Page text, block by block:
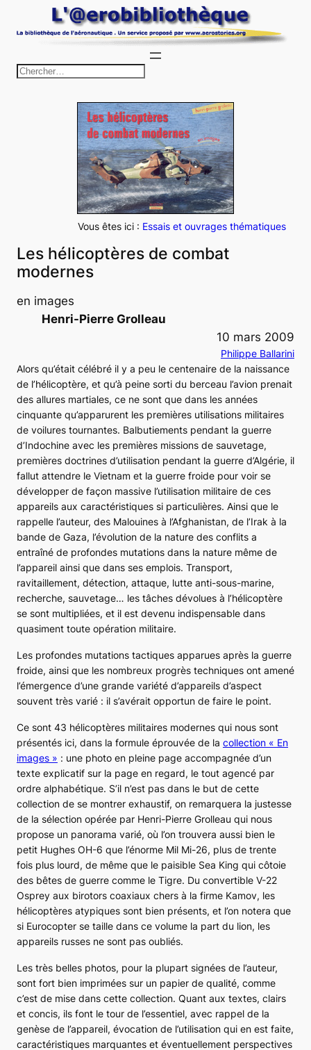
au
c
h
e
r
c
h
e
r
Vous êtes ici : Essais et ouvrages thématiques
Les hélicoptères de combat
modernes
en images
Henri-Pierre Grolleau
10 mars 2009
Philippe Ballarini
Alors qu’était célébré il y a peu le centenaire de la naissance
de l’hélicoptère, et qu’à peine sorti du berceau l’avion prenait
des allures martiales, ce ne sont que dans les années
cinquante qu’apparurent les premières utilisations militaires
de voilures tournantes. Balbutiements pendant la guerre
d’Indochine avec les premières missions de sauvetage,
premières doctrines d’utilisation pendant la guerre d’Algérie, il
fallut attendre le Vietnam et la guerre froide pour voir se
développer de façon massive l’utilisation militaire de ces
appareils aux caractéristiques si particulières. Ainsi que le
rappelle l’auteur, des Malouines à l’Afghanistan, de l’Irak à la
bande de Gaza, l’évolution de la nature des conflits a
entraîné de profondes mutations dans la nature même de
l’appareil ainsi que dans ses emplois. Transport,
ravitaillement, détection, attaque, lutte anti-sous-marine,
recherche, sauvetage… les tâches dévolues à l’hélicoptère
se sont multipliées, et il est devenu indispensable dans
quasiment toute opération militaire.
Les profondes mutations tactiques apparues après la guerre
froide, ainsi que les nombreux progrès techniques ont amené
l’émergence d’une grande variété d’appareils d’aspect
souvent très varié : il s’avérait opportun de faire le point.
Ce sont 43 hélicoptères militaires modernes qui nous sont
présentés ici, dans la formule éprouvée de la collection « En
images » : une photo en pleine page accompagnée d’un
texte explicatif sur la page en regard, le tout agencé par
ordre alphabétique. S’il n’est pas dans le but de cette
collection de se montrer exhaustif, on remarquera la justesse
de la sélection opérée par Henri-Pierre Grolleau qui nous
propose un panorama varié, où l’on trouvera aussi bien le
petit Hughes OH-6 que l’énorme Mil Mi-26, plus de trente
fois plus lourd, de même que le paisible Sea King qui côtoie
des bêtes de guerre comme le Tigre. Du convertible V-22
Osprey aux birotors coaxiaux chers à la firme Kamov, les
hélicoptères atypiques sont bien présents, et l’on notera que
si Eurocopter se taille dans ce volume la part du lion, les
appareils russes ne sont pas oubliés.
Les très belles photos, pour la plupart signées de l’auteur,
sont fort bien imprimées sur un papier de qualité, comme
c’est de mise dans cette collection. Quant aux textes, clairs
et concis, ils font le tour de l’essentiel, avec rappel de la
genèse de l’appareil, évocation de l’utilisation qui en est faite,
caractéristiques marquantes et éventuellement perspectives